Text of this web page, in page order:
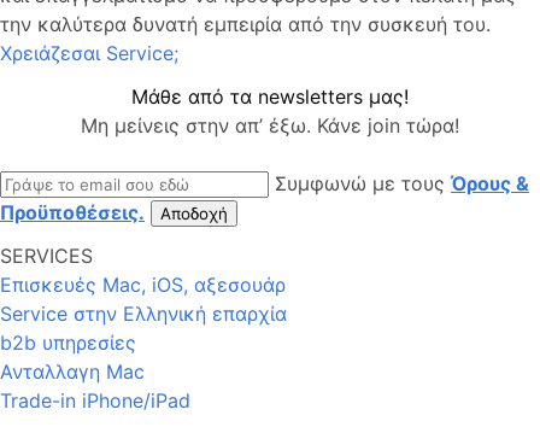
την καλύτερα δυνατή εμπειρία από την συσκευή του.
Χρειάζεσαι Service;
Μάθε από τα newsletters μας!
Μη μείνεις στην απ’ έξω. Κάνε join τώρα!
email Συμφωνώ με τους Όρους &
Προϋποθέσεις.
Αποδοχή
SERVICES
Επισκευές Mac, iOS, αξεσουάρ
Service στην Eλληνική επαρχία
b2b υπηρεσίες
Ανταλλαγη Mac
Trade-in iPhone/iPad